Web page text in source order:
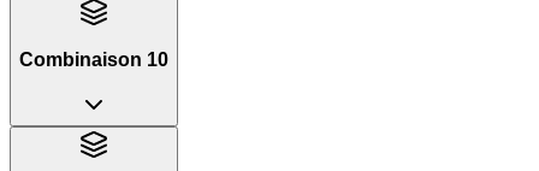
Combinaison 10